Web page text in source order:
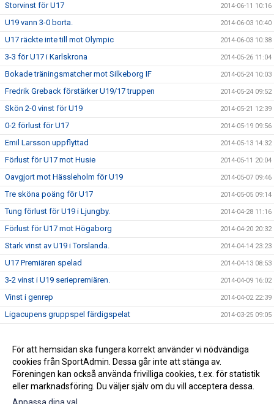
Storvinst för U17 2014-06-11 10:16
U19 vann 3-0 borta. 2014-06-03 10:40
U17 räckte inte till mot Olympic 2014-06-03 10:38
3-3 för U17 i Karlskrona 2014-05-26 11:04
Bokade träningsmatcher mot Silkeborg IF 2014-05-24 10:03
Fredrik Greback förstärker U19/17 truppen 2014-05-24 09:52
Skön 2-0 vinst för U19 2014-05-21 12:39
0-2 förlust för U17 2014-05-19 09:56
Emil Larsson uppflyttad 2014-05-13 14:32
Förlust för U17 mot Husie 2014-05-11 20:04
Oavgjort mot Hässleholm för U19 2014-05-07 09:46
Tre sköna poäng för U17 2014-05-05 09:14
Tung förlust för U19 i Ljungby. 2014-04-28 11:16
Förlust för U17 mot Högaborg 2014-04-20 20:32
Stark vinst av U19 i Torslanda. 2014-04-14 23:23
U17 Premiären spelad 2014-04-13 08:53
3-2 vinst i U19 seriepremiären. 2014-04-09 16:02
Vinst i genrep 2014-04-02 22:39
Ligacupens gruppspel färdigspelat 2014-03-25 09:05
Förlust i första träningsmatcherna 2014-02-17 15:00
Nästa Match 2014-01-26 11:37
För att hemsidan ska fungera korrekt använder vi nödvändiga
cookies från SportAdmin. Dessa går inte att stänga av.
Föreningen kan också använda frivilliga cookies, t.ex. för statistik
eller marknadsföring. Du väljer själv om du vill acceptera dessa.